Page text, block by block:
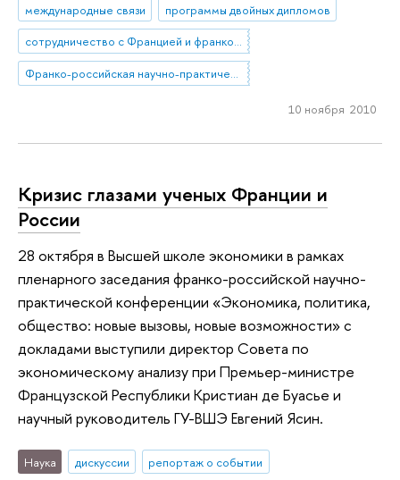
международные связи
программы двойных дипломов
сотрудничество с Францией и франкоязычными странами
Франко-российская научно-практическая конференции «Экономика, политика, общество: новые вызовы, новые возможности»
10 ноября 2010
Кризис глазами ученых Франции и
России
28 октября в Высшей школе экономики в рамках
пленарного заседания франко-российской научно-
практической конференции «Экономика, политика,
общество: новые вызовы, новые возможности» с
докладами выступили директор Совета по
экономическому анализу при Премьер-министре
Французской Республики Кристиан де Буасье и
научный руководитель ГУ-ВШЭ Евгений Ясин.
Наука дискуссии
репортаж о событии